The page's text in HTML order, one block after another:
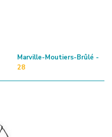
Marville-Moutiers-Brûlé -
28